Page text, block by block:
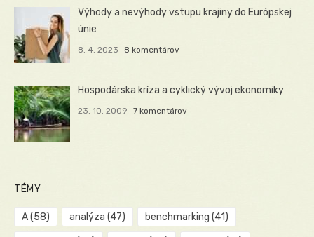
Výhody a nevýhody vstupu krajiny do Európskej
únie
8. 4. 2023 8 komentárov
Hospodárska kríza a cyklický vývoj ekonomiky
23. 10. 2009 7 komentárov
TÉMY
A(58) analýza (47) benchmarking (41)